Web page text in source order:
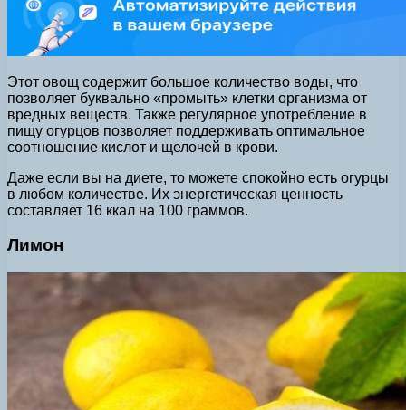
Этот овощ содержит большое количество воды, что
позволяет буквально «промыть» клетки организма от
вредных веществ. Также регулярное употребление в
пищу огурцов позволяет поддерживать оптимальное
соотношение кислот и щелочей в крови.
Даже если вы на диете, то можете спокойно есть огурцы
в любом количестве. Их энергетическая ценность
составляет 16 ккал на 100 граммов.
Лимон